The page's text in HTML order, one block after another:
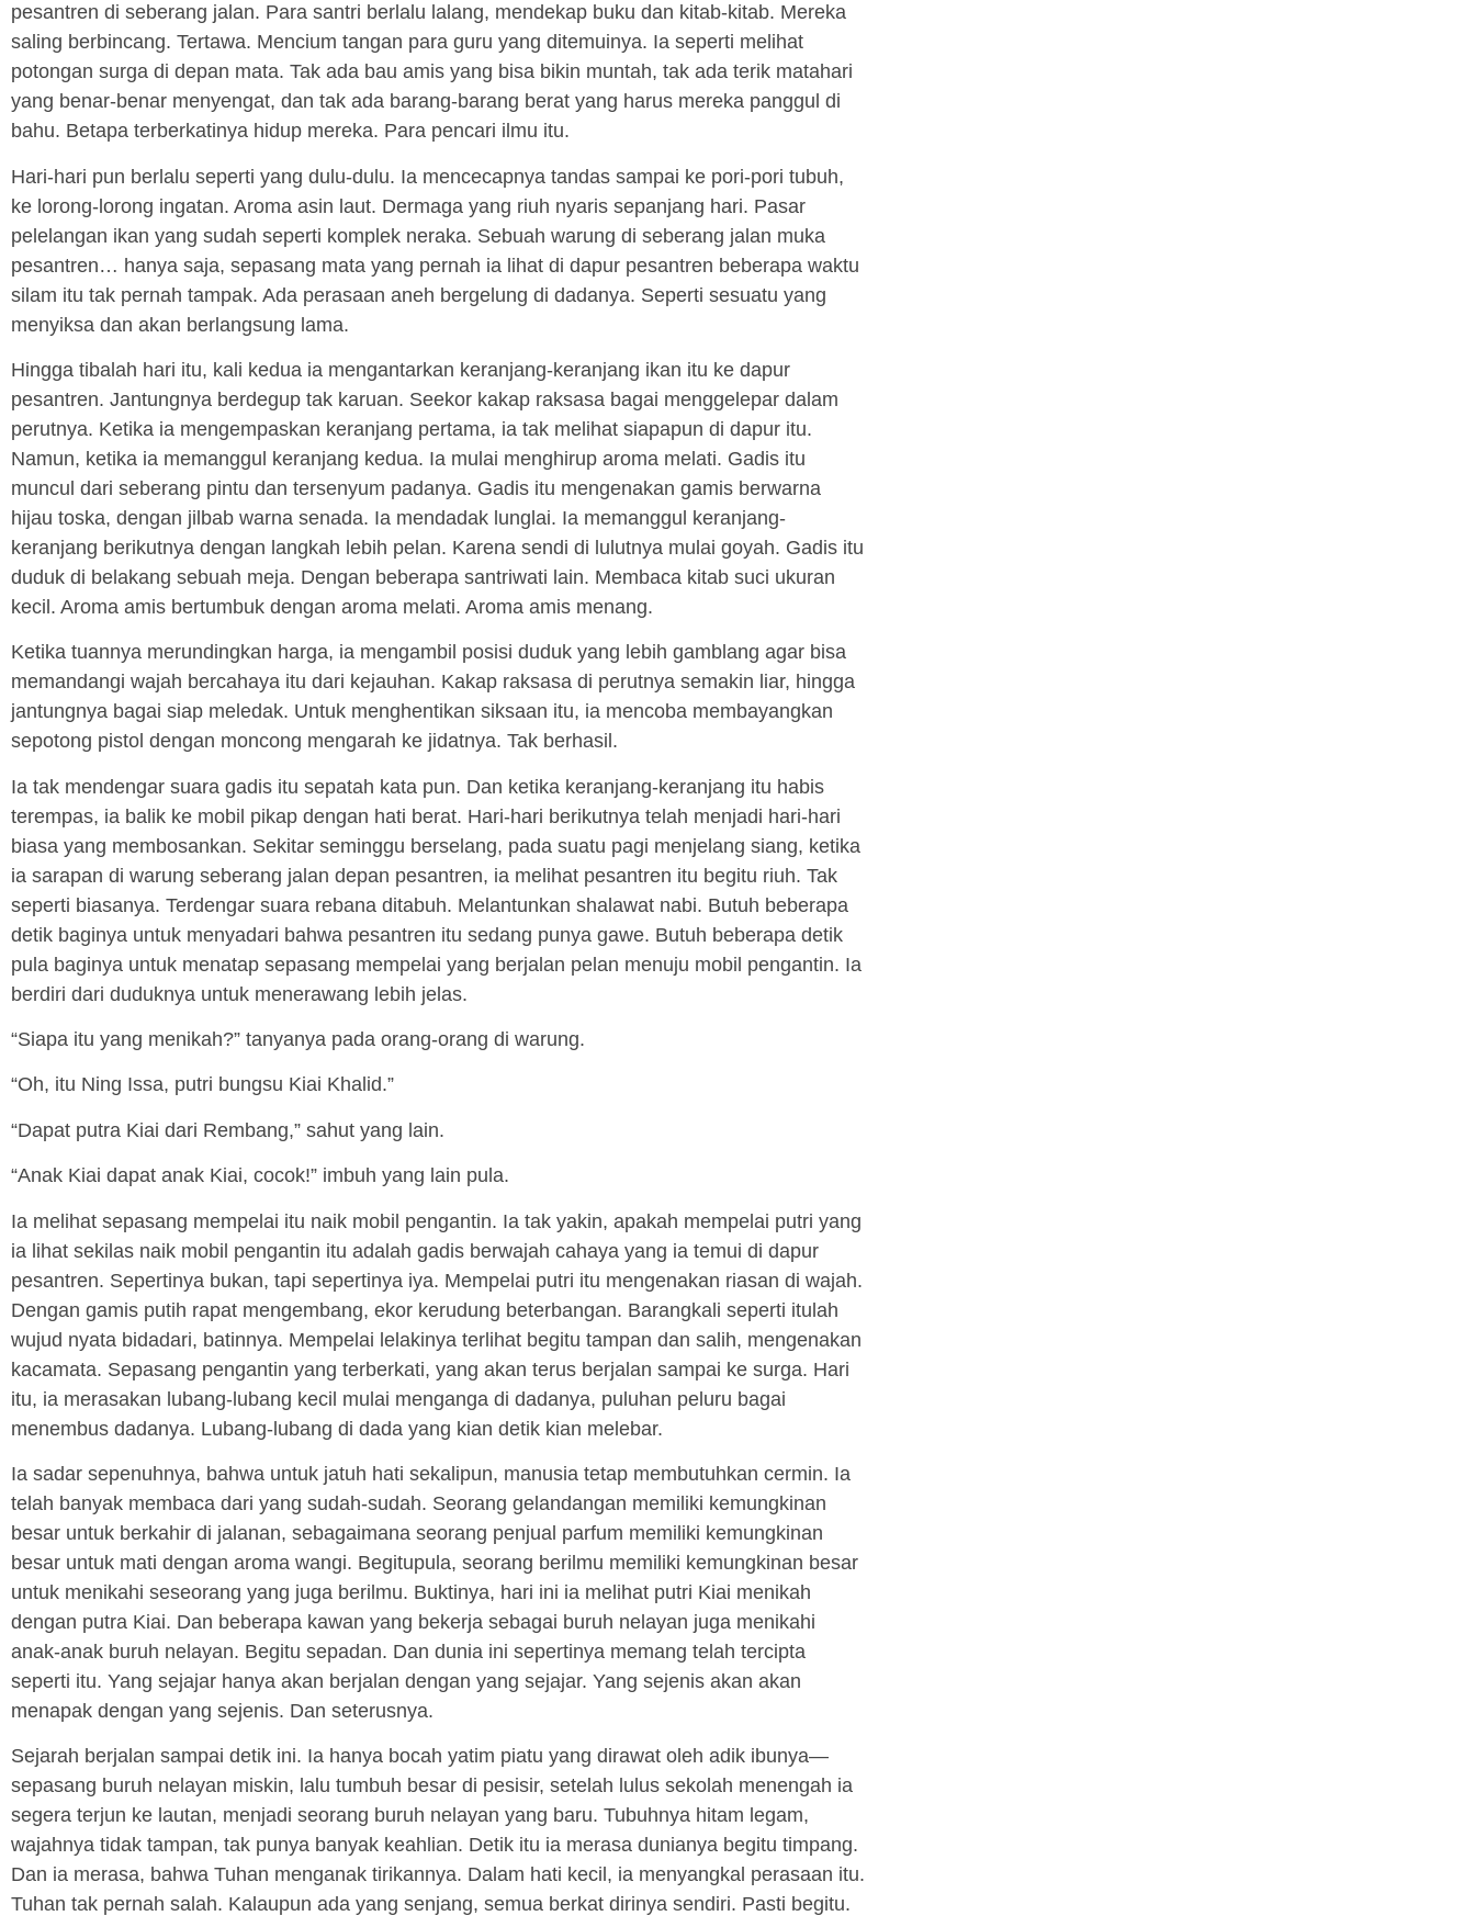
pesantren di seberang jalan. Para santri berlalu lalang, mendekap buku dan kitab-kitab. Mereka
saling berbincang. Tertawa. Mencium tangan para guru yang ditemuinya. Ia seperti melihat
potongan surga di depan mata. Tak ada bau amis yang bisa bikin muntah, tak ada terik matahari
yang benar-benar menyengat, dan tak ada barang-barang berat yang harus mereka panggul di
bahu. Betapa terberkatinya hidup mereka. Para pencari ilmu itu.
Hari-hari pun berlalu seperti yang dulu-dulu. Ia mencecapnya tandas sampai ke pori-pori tubuh,
ke lorong-lorong ingatan. Aroma asin laut. Dermaga yang riuh nyaris sepanjang hari. Pasar
pelelangan ikan yang sudah seperti komplek neraka. Sebuah warung di seberang jalan muka
pesantren… hanya saja, sepasang mata yang pernah ia lihat di dapur pesantren beberapa waktu
silam itu tak pernah tampak. Ada perasaan aneh bergelung di dadanya. Seperti sesuatu yang
menyiksa dan akan berlangsung lama.
Hingga tibalah hari itu, kali kedua ia mengantarkan keranjang-keranjang ikan itu ke dapur
pesantren. Jantungnya berdegup tak karuan. Seekor kakap raksasa bagai menggelepar dalam
perutnya. Ketika ia mengempaskan keranjang pertama, ia tak melihat siapapun di dapur itu.
Namun, ketika ia memanggul keranjang kedua. Ia mulai menghirup aroma melati. Gadis itu
muncul dari seberang pintu dan tersenyum padanya. Gadis itu mengenakan gamis berwarna
hijau toska, dengan jilbab warna senada. Ia mendadak lunglai. Ia memanggul keranjang-
keranjang berikutnya dengan langkah lebih pelan. Karena sendi di lulutnya mulai goyah. Gadis itu
duduk di belakang sebuah meja. Dengan beberapa santriwati lain. Membaca kitab suci ukuran
kecil. Aroma amis bertumbuk dengan aroma melati. Aroma amis menang.
Ketika tuannya merundingkan harga, ia mengambil posisi duduk yang lebih gamblang agar bisa
memandangi wajah bercahaya itu dari kejauhan. Kakap raksasa di perutnya semakin liar, hingga
jantungnya bagai siap meledak. Untuk menghentikan siksaan itu, ia mencoba membayangkan
sepotong pistol dengan moncong mengarah ke jidatnya. Tak berhasil.
Ia tak mendengar suara gadis itu sepatah kata pun. Dan ketika keranjang-keranjang itu habis
terempas, ia balik ke mobil pikap dengan hati berat. Hari-hari berikutnya telah menjadi hari-hari
biasa yang membosankan. Sekitar seminggu berselang, pada suatu pagi menjelang siang, ketika
ia sarapan di warung seberang jalan depan pesantren, ia melihat pesantren itu begitu riuh. Tak
seperti biasanya. Terdengar suara rebana ditabuh. Melantunkan shalawat nabi. Butuh beberapa
detik baginya untuk menyadari bahwa pesantren itu sedang punya gawe. Butuh beberapa detik
pula baginya untuk menatap sepasang mempelai yang berjalan pelan menuju mobil pengantin. Ia
berdiri dari duduknya untuk menerawang lebih jelas.
“Siapa itu yang menikah?” tanyanya pada orang-orang di warung.
“Oh, itu Ning Issa, putri bungsu Kiai Khalid.”
“Dapat putra Kiai dari Rembang,” sahut yang lain.
“Anak Kiai dapat anak Kiai, cocok!” imbuh yang lain pula.
Ia melihat sepasang mempelai itu naik mobil pengantin. Ia tak yakin, apakah mempelai putri yang
ia lihat sekilas naik mobil pengantin itu adalah gadis berwajah cahaya yang ia temui di dapur
pesantren. Sepertinya bukan, tapi sepertinya iya. Mempelai putri itu mengenakan riasan di wajah.
Dengan gamis putih rapat mengembang, ekor kerudung beterbangan. Barangkali seperti itulah
wujud nyata bidadari, batinnya. Mempelai lelakinya terlihat begitu tampan dan salih, mengenakan
kacamata. Sepasang pengantin yang terberkati, yang akan terus berjalan sampai ke surga. Hari
itu, ia merasakan lubang-lubang kecil mulai menganga di dadanya, puluhan peluru bagai
menembus dadanya. Lubang-lubang di dada yang kian detik kian melebar.
Ia sadar sepenuhnya, bahwa untuk jatuh hati sekalipun, manusia tetap membutuhkan cermin. Ia
telah banyak membaca dari yang sudah-sudah. Seorang gelandangan memiliki kemungkinan
besar untuk berkahir di jalanan, sebagaimana seorang penjual parfum memiliki kemungkinan
besar untuk mati dengan aroma wangi. Begitupula, seorang berilmu memiliki kemungkinan besar
untuk menikahi seseorang yang juga berilmu. Buktinya, hari ini ia melihat putri Kiai menikah
dengan putra Kiai. Dan beberapa kawan yang bekerja sebagai buruh nelayan juga menikahi
anak-anak buruh nelayan. Begitu sepadan. Dan dunia ini sepertinya memang telah tercipta
seperti itu. Yang sejajar hanya akan berjalan dengan yang sejajar. Yang sejenis akan akan
menapak dengan yang sejenis. Dan seterusnya.
Sejarah berjalan sampai detik ini. Ia hanya bocah yatim piatu yang dirawat oleh adik ibunya—
sepasang buruh nelayan miskin, lalu tumbuh besar di pesisir, setelah lulus sekolah menengah ia
segera terjun ke lautan, menjadi seorang buruh nelayan yang baru. Tubuhnya hitam legam,
wajahnya tidak tampan, tak punya banyak keahlian. Detik itu ia merasa dunianya begitu timpang.
Dan ia merasa, bahwa Tuhan menganak tirikannya. Dalam hati kecil, ia menyangkal perasaan itu.
Tuhan tak pernah salah. Kalaupun ada yang senjang, semua berkat dirinya sendiri. Pasti begitu.